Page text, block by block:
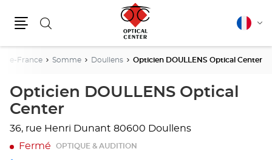
Rechercher Français
De-France Somme Doullens Opticien DOULLENS Optical Center
Opticien DOULLENS Optical
Center
36, rue Henri Dunant 80600 Doullens
Fermé
OPTIQUE & AUDITION